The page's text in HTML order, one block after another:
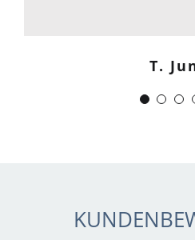
T.
J.